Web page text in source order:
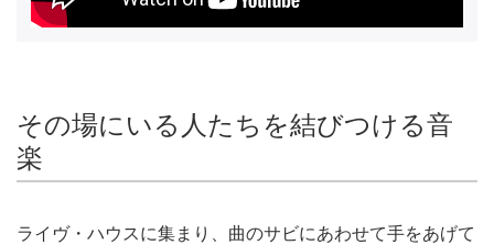
その場にいる人たちを結びつける音
楽
ライヴ・ハウスに集まり、曲のサビにあわせて手をあげて